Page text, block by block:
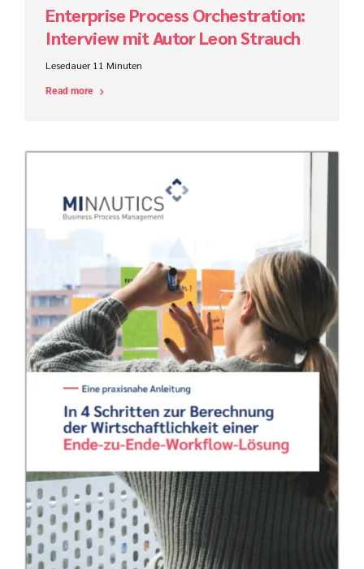
Enterprise Process Orchestration:
Interview mit Autor Leon Strauch
Lesedauer 11 Minuten
Read more